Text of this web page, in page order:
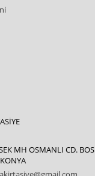
MH OSMANLI CD.